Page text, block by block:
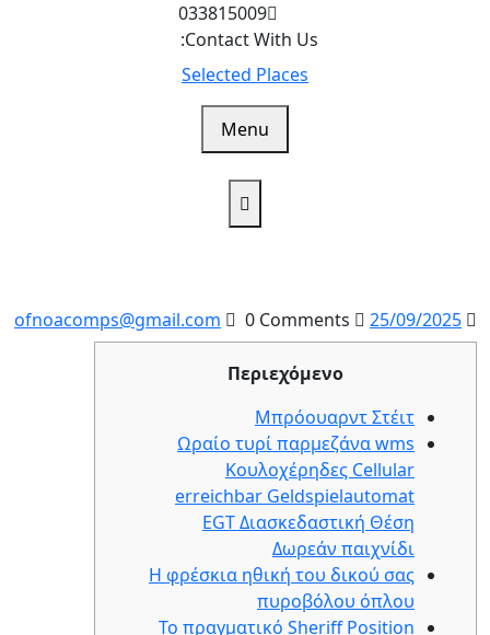
033815009
Contact With Us:
Selected Places
Menu
25/09/2025
25/09/2025
ofnoacomps@gmail.com
ofnoacomps@gmail.com 0 Comments
Περιεχόμενο
Μπρόουαρντ Στέιτ
Ωραίο τυρί παρμεζάνα wms
Κουλοχέρηδες Cellular
erreichbar Geldspielautomat
EGT Διασκεδαστική Θέση
Δωρεάν παιχνίδι
Η φρέσκια ηθική του δικού σας
πυροβόλου όπλου
Το πραγματικό Sheriff Position